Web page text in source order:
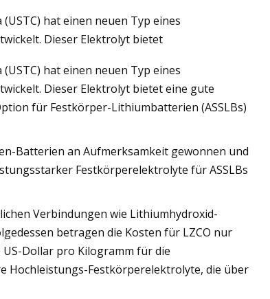
an
hat einen neuen Typ eines
Dieser Elektrolyt bietet
hat einen neuen Typ eines
Dieser Elektrolyt bietet eine gute
für Festkörper-Lithiumbatterien (ASSLBs)
Batterien an Aufmerksamkeit gewonnen und
Festkörperelektrolyte für ASSLBs
Verbindungen wie Lithiumhydroxid-
betragen die Kosten für LZCO nur
US-Dollar pro Kilogramm für die
Hochleistungs-Festkörperelektrolyte, die über